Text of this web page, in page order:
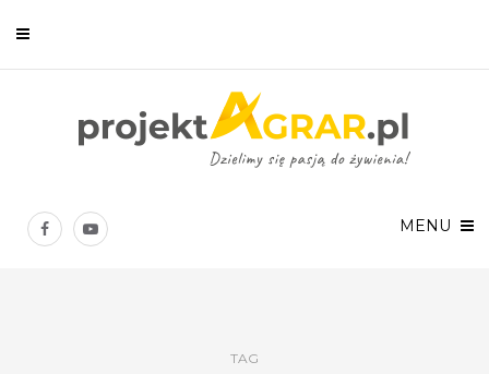
MENU
TAG
Chcesz być na bieżąco? Zostaw swój e-mail, a raz w tygodniu
prześlemy Ci nasze najlepsze artykuły!